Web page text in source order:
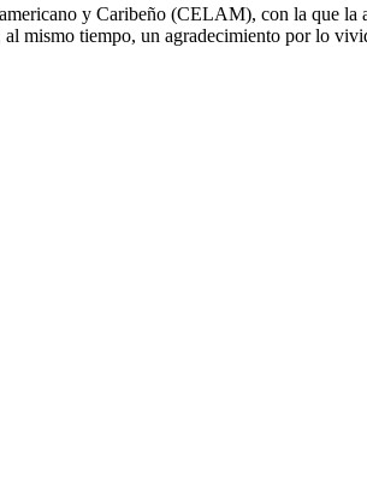
y Caribeño (CELAM), con la que
al mismo tiempo, un agradecimiento por lo